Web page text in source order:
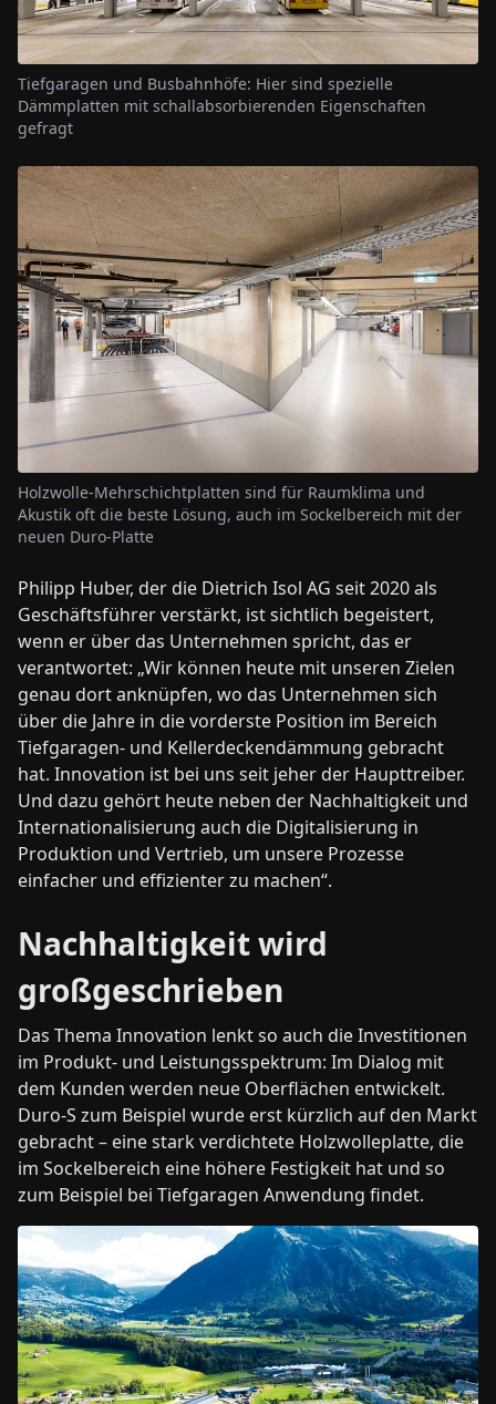
Tiefgaragen und Busbahnhöfe: Hier sind spezielle
Dämmplatten mit schallabsorbierenden Eigenschaften
gefragt
Holzwolle-Mehrschichtplatten sind für Raumklima und
Akustik oft die beste Lösung, auch im Sockelbereich mit der
neuen Duro-Platte
Philipp Huber, der die Dietrich Isol AG seit 2020 als
Geschäftsführer verstärkt, ist sichtlich begeistert,
wenn er über das Unternehmen spricht, das er
verantwortet: „Wir können heute mit unseren Zielen
genau dort anknüpfen, wo das Unternehmen sich
über die Jahre in die vorderste Position im Bereich
Tiefgaragen- und Kellerdeckendämmung gebracht
hat. Innovation ist bei uns seit jeher der Haupttreiber.
Und dazu gehört heute neben der Nachhaltigkeit und
Internationalisierung auch die Digitalisierung in
Produktion und Vertrieb, um unsere Prozesse
einfacher und effizienter zu machen“.
Nachhaltigkeit wird
großgeschrieben
Das Thema Innovation lenkt so auch die Investitionen
im Produkt- und Leistungsspektrum: Im Dialog mit
dem Kunden werden neue Oberflächen entwickelt.
Duro-S zum Beispiel wurde erst kürzlich auf den Markt
gebracht – eine stark verdichtete Holzwolleplatte, die
im Sockelbereich eine höhere Festigkeit hat und so
zum Beispiel bei Tiefgaragen Anwendung findet.